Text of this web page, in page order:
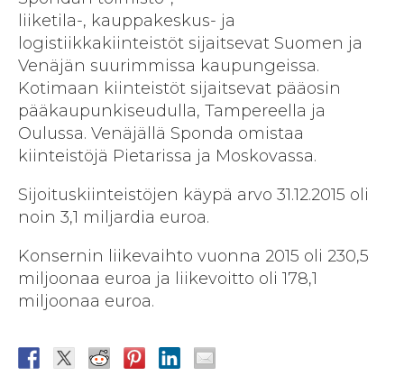
liiketila-, kauppakeskus- ja
logistiikkakiinteistöt sijaitsevat Suomen ja
Venäjän suurimmissa kaupungeissa.
Kotimaan kiinteistöt sijaitsevat pääosin
pääkaupunkiseudulla, Tampereella ja
Oulussa. Venäjällä Sponda omistaa
kiinteistöjä Pietarissa ja Moskovassa.
Sijoituskiinteistöjen käypä arvo 31.12.2015 oli
noin 3,1 miljardia euroa.
Konsernin liikevaihto vuonna 2015 oli 230,5
miljoonaa euroa ja liikevoitto oli 178,1
miljoonaa euroa.